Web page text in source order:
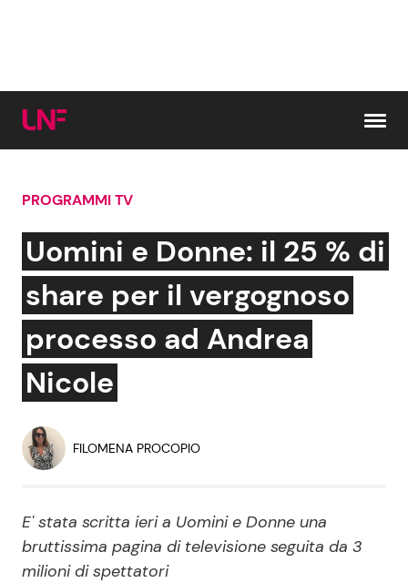
Cerca:
News e Cronaca
Attualità Italiana
Dal Mondo
Economia
Persone Scomparse
Politica
Gossip e TV
Bellezze VIP
Reality e Talent
PROGRAMMI TV
Uomini e Donne: il 25 % di
share per il vergognoso
processo ad Andrea
Nicole
FILOMENA PROCOPIO
E' stata scritta ieri a Uomini e Donne una
bruttissima pagina di televisione seguita da 3
milioni di spettatori